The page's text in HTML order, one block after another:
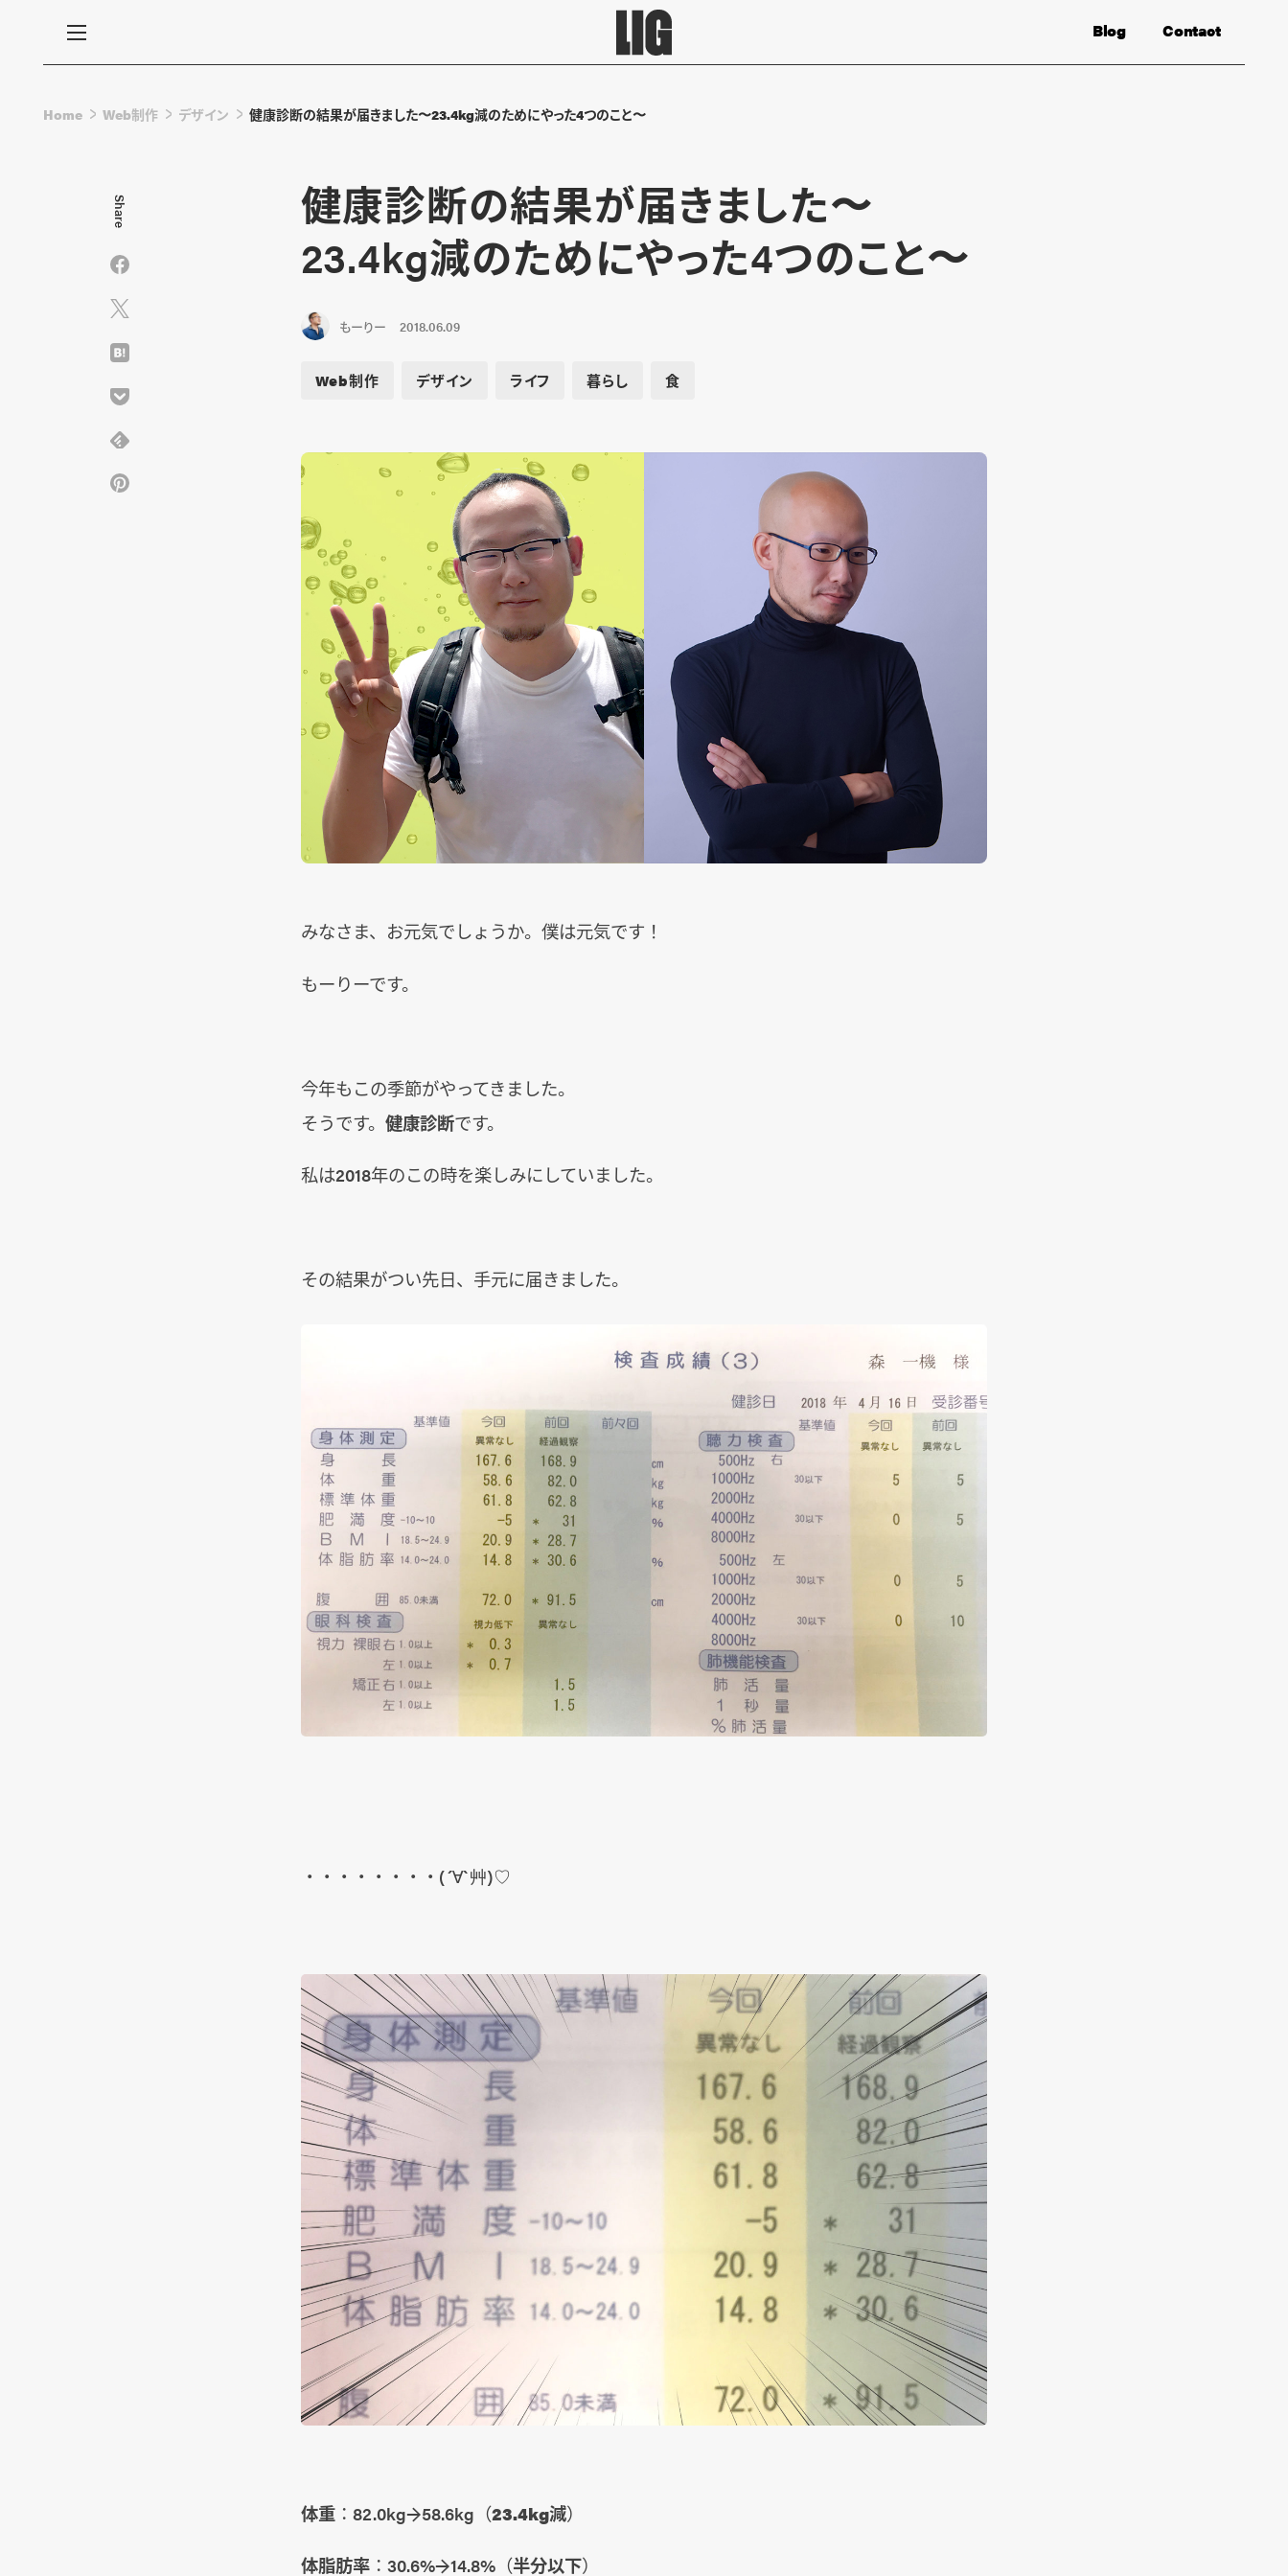
Contact
Blog
Home Web制作 デザイン 健康診断の結果が届きました〜23.4kg減のためにやった4つのこと〜
健康診断の結果が届きました〜
23.4kg減のためにやった4つのこと〜
もーりー 2018.06.09
Web制作 デザイン ライフ 暮らし 食
みなさま、お元気でしょうか。僕は元気です！
もーりーです。
今年もこの季節がやってきました。
そうです。 健康診断です。
私は2018年のこの時を楽しみにしていました。
その結果がつい先日、手元に届きました。
・・・・・・・・(´∀`艸)♡
体重：82.0kg→58.6kg（23.4kg減）
体脂肪率：30.6%→14.8%（半分以下）
Share